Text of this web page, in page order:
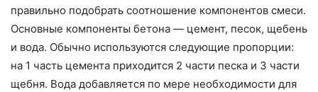
правильно подобрать соотношение компонентов смеси.
Основные компоненты бетона — цемент, песок, щебень
и вода. Обычно используются следующие пропорции:
на 1 часть цемента приходится 2 части песка и 3 части
щебня. Вода добавляется по мере необходимости для